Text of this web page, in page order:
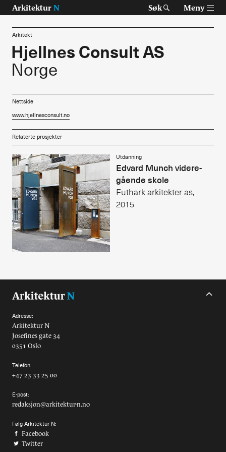
Arkitektur N Søk Meny
Temaer
Prosjekter
Artikler
Om Arkitektur N
Siste utgave
Tidligere utgaver
Alle utgaver
Forfattere
Arkitekt
Hjellnes Consult AS
Norge
Nettside
www.hjellnesconsult.no
Relaterte prosjekter
Utdanning
Edvard Munch videre­
gående skole
Futhark arkitekter as,
2015
Adresse:
Arkitektur N
Josefines gate 34
0351 Oslo
Telefon:
+47 23 33 25 00
E-post:
redaksjon@arkitektur-n.no
Følg Arkitektur N:
Facebook
Twitter